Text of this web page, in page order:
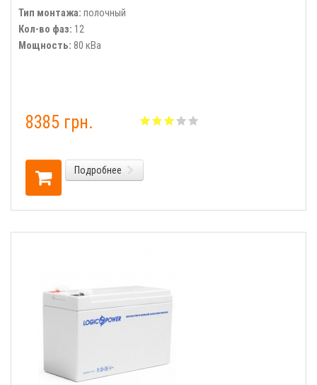
Тип монтажа: полочный
Кол-во фаз: 12
Мощность: 80 кВа
8385 грн.
Подробнее